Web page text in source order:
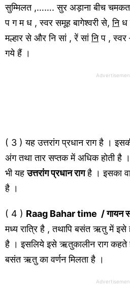
सुम्मिलत ,……. सुर अड़ाना बीच
प ग म ध , स्वर समूह बागेश्वरी से,निध
मल्हार से और नि सां , रें सांनिप , स्वर
गये हैं ।
( 3 ) यह उत्तरांग प्रधान राग है ।
अंग तथा तार सप्तक में अधिक होती है ।
भी यहउत्तरांग प्रधान रागहै । इसका
है ।
( 4 ) Raag Bahar time / गायन
मध्य रात्रि है , तथापि बसंत ऋतु में इसे
है । इसलिये इसे ऋतुकालीन राग कहते
बसंत ऋतु का वर्णन मिलता है ।